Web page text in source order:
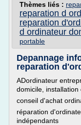
Thèmes liés :
reparation d
reparation
d ordinateur
portable
Depannage
reparation
ADordinateur
domicile, installation
conseil d'achat
réparation
indépendants